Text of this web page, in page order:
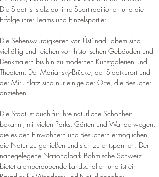
Die Stadt ist stolz auf ihre Sporttraditionen und die
Erfolge ihrer Teams und Einzelsportler.
Die Sehenswürdigkeiten von Ústí nad Labem sind
vielfältig und reichen von historischen Gebäuden und
Denkmälern bis hin zu modernen Kunstgalerien und
Theatern. Der Mariánský-Brücke, der Stadtkurort und
der Míru-Platz sind nur einige der Orte, die Besucher
anziehen.
Die Stadt ist auch für ihre natürliche Schönheit
bekannt, mit vielen Parks, Gärten und Wanderwegen,
die es den Einwohnern und Besuchern ermöglichen,
die Natur zu genießen und sich zu entspannen. Der
nahegelegene Nationalpark Böhmische Schweiz
bietet atemberaubende Landschaften und ist ein